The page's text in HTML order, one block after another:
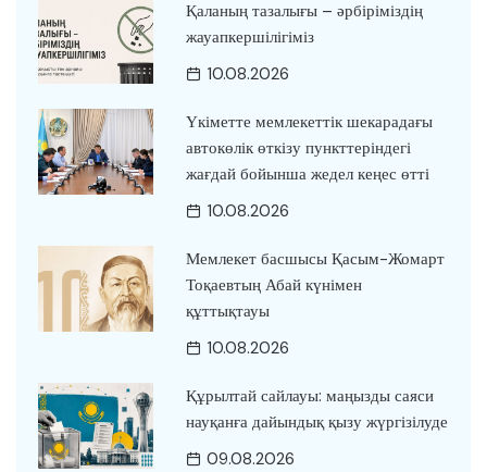
Қаланың тазалығы – әрбіріміздің
жауапкершілігіміз
10.08.2026
Үкіметте мемлекеттік шекарадағы
автокөлік өткізу пункттеріндегі
жағдай бойынша жедел кеңес өтті
10.08.2026
Мемлекет басшысы Қасым-Жомарт
Тоқаевтың Абай күнімен
құттықтауы
10.08.2026
Құрылтай сайлауы: маңызды саяси
науқанға дайындық қызу жүргізілуде
09.08.2026